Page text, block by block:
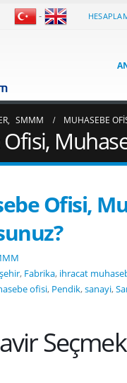
-
, SMMM MUHASEBE
Ofisi,
, Fabrika, ihracat
ofisi, Pendik,sanayi,
Seçmek